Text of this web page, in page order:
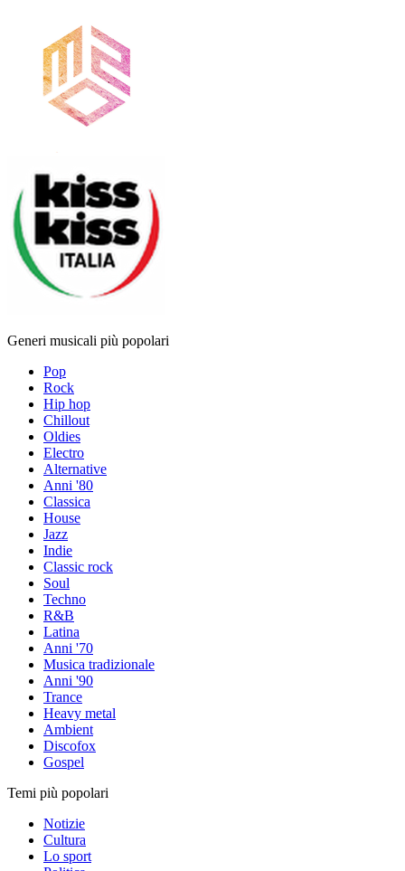
Generi musicali più popolari
Pop
Rock
Hip hop
Chillout
Oldies
Electro
Alternative
Anni '80
Classica
House
Jazz
Indie
Classic rock
Soul
Techno
R&B
Latina
Anni '70
Musica tradizionale
Anni '90
Trance
Heavy metal
Ambient
Discofox
Gospel
Temi più popolari
Notizie
Cultura
Lo sport